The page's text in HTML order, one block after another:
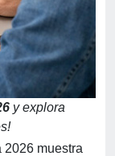
y explora
2026 muestra